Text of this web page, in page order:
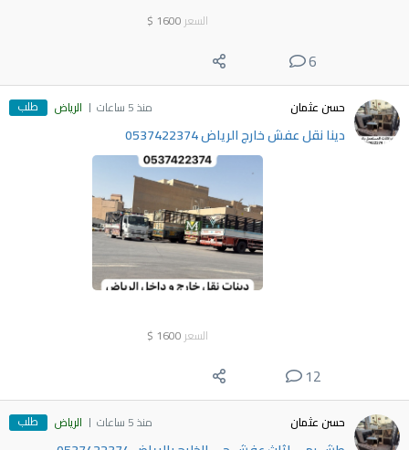
السعر 1600
$
6
حسن عثمان منذ 5 ساعات الرياض طلب
دينا نقل عفش خارج الرياض 0537422374
السعر 1600
$
12
حسن عثمان منذ 5 ساعات الرياض طلب